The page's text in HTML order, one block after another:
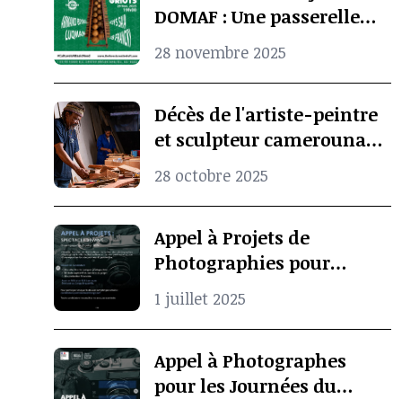
DOMAF : Une passerelle
entre Douala et Marseille
28 novembre 2025
Décès de l'artiste-peintre
et sculpteur camerounais
Koko Komegne, le père de
l’art contemporain
camerounais
28 octobre 2025
Appel à Projets de
Photographies pour
Spectacle Vivant
1 juillet 2025
Appel à Photographes
pour les Journées du